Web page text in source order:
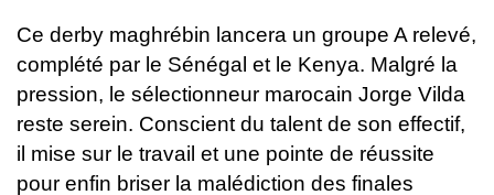
Ce derby maghrébin lancera un groupe A relevé,
complété par le Sénégal et le Kenya. Malgré la
pression, le sélectionneur marocain Jorge Vilda
reste serein. Conscient du talent de son effectif,
il mise sur le travail et une pointe de réussite
pour enfin briser la malédiction des finales